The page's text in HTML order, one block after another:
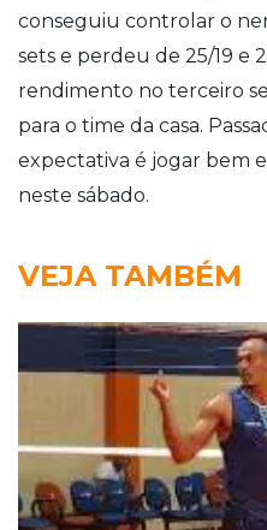
conseguiu controlar o
sets e perdeu de 25/19 e
rendimento no terceiro
para o time da casa.
expectativa é jogar bem
neste sábado.
VEJA TAMBÉM